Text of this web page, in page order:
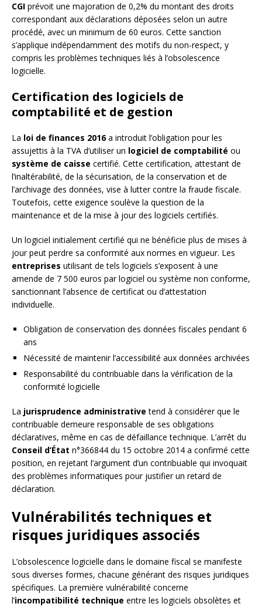
CGI prévoit une majoration de 0,2% du montant des droits
correspondant aux déclarations déposées selon un autre
procédé, avec un minimum de 60 euros. Cette sanction
s’applique indépendamment des motifs du non-respect, y
compris les problèmes techniques liés à l’obsolescence
logicielle.
Certification des logiciels de
comptabilité et de gestion
La loi de finances 2016a introduit l’obligation pour les
assujettis à la TVA d’utiliser un logiciel de comptabilité ou
système de caisse certifié. Cette certification, attestant de
l’inaltérabilité, de la sécurisation, de la conservation et de
l’archivage des données, vise à lutter contre la fraude fiscale.
Toutefois, cette exigence soulève la question de la
maintenance et de la mise à jour des logiciels certifiés.
Un logiciel initialement certifié qui ne bénéficie plus de mises à
jour peut perdre sa conformité aux normes en vigueur. Les
entreprises utilisant de tels logiciels s’exposent à une
amende de 7 500 euros par logiciel ou système non conforme,
sanctionnant l’absence de certificat ou d’attestation
individuelle.
Obligation de conservation des données fiscales pendant 6
ans
Nécessité de maintenir l’accessibilité aux données archivées
Responsabilité du contribuable dans la vérification de la
conformité logicielle
La jurisprudence administrative tend à considérer que le
contribuable demeure responsable de ses obligations
déclaratives, même en cas de défaillance technique. L’arrêt du
Conseil d’État n°366844 du 15 octobre 2014 a confirmé cette
position, en rejetant l’argument d’un contribuable qui invoquait
des problèmes informatiques pour justifier un retard de
déclaration.
Vulnérabilités techniques et
risques juridiques associés
L’obsolescence logicielle dans le domaine fiscal se manifeste
sous diverses formes, chacune générant des risques juridiques
spécifiques. La première vulnérabilité concerne
l’incompatibilité technique entre les logiciels obsolètes et